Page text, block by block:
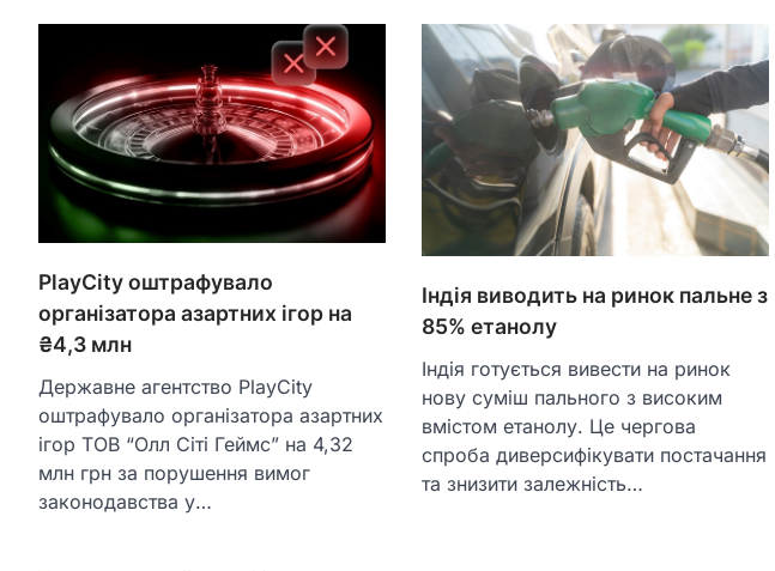
PlayCity оштрафувало
організатора азартних ігор на
₴4,3 млн
Державне агентство PlayCity
оштрафувало організатора азартних
ігор ТОВ “Олл Сіті Геймс” на 4,32
млн грн за порушення вимог
законодавства у…
Індія виводить на ринок пальне з
85% етанолу
Індія готується вивести на ринок
нову суміш пального з високим
вмістом етанолу. Це чергова
спроба диверсифікувати постачання
та знизити залежність…